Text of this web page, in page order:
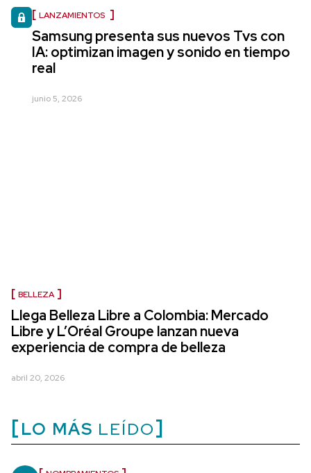
LANZAMIENTOS
Samsung presenta sus nuevos Tvs con
IA: optimizan imagen y sonido en tiempo
real
junio 5, 2026
BELLEZA
Llega Belleza Libre a Colombia: Mercado
Libre y L’Oréal Groupe lanzan nueva
experiencia de compra de belleza
abril 20, 2026
LO MÁS LEÍDO